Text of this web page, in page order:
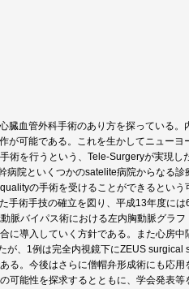
臓血管外科手術のあり方を探っている。
が可能である。これを生かしてニューヨ
術を行うという、Tele-Surgeryが実現し
病院といくつかのsatelite病院からなる診
の手術を受けることができるという
手術手技の確立を図り、平成13年度には
脈バイパス術における左内胸動脈グラ
に導入していく方針である。また心房中
、1例は完全内視鏡下にZEUS surgical
る。今後はさらに僧帽弁形成術にも応用
可能性を探求するとともに、学会発表等